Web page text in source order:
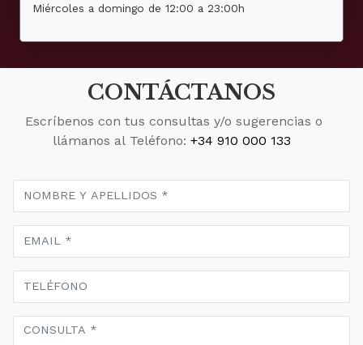
Miércoles a domingo de 12:00 a 23:00h
CONTÁCTANOS
Escríbenos con tus consultas y/o sugerencias o
llámanos al Teléfono: +34 910 000 133